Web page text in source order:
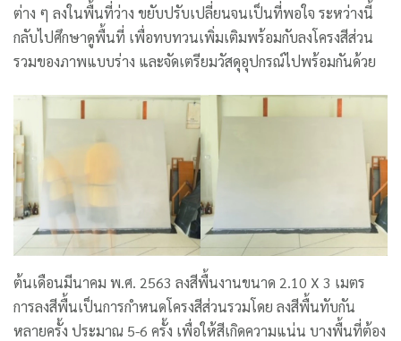
ต่าง ๆ ลงในพื้นที่ว่าง ขยับปรับเปลี่ยนจนเป็นที่พอใจ ระหว่างนี้
กลับไปศึกษาดูพื้นที่ เพื่อทบทวนเพิ่มเติมพร้อมกับลงโครงสีส่วน
รวมของภาพแบบร่าง และจัดเตรียมวัสดุอุปกรณ์ไปพร้อมกันด้วย
ต้นเดือนมีนาคม พ.ศ. 2563 ลงสีพื้นงานขนาด 2.10 X 3 เมตร
การลงสีพื้นเป็นการกำหนดโครงสีส่วนรวมโดย ลงสีพื้นทับกัน
หลายครั้ง ประมาณ 5-6 ครั้ง เพื่อให้สีเกิดความแน่น บางพื้นที่ต้อง